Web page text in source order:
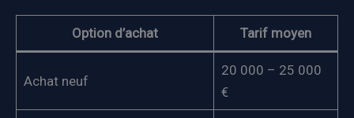
Option d’achat Tarif moyen
Achat neuf
20 000 – 25 000
€